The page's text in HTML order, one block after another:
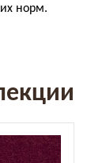
норм.